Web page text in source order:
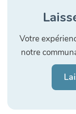
Votre
notre